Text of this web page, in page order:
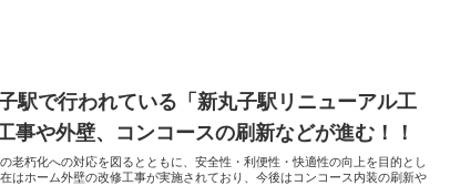
駅で行われている「新丸子駅リニューアル工
事や外壁、コンコースの刷新などが進む！！
老朽化への対応を図るとともに、安全性・利便性・快適性の向上を目的とし
はホーム外壁の改修工事が実施されており、今後はコンコース内装の刷新や